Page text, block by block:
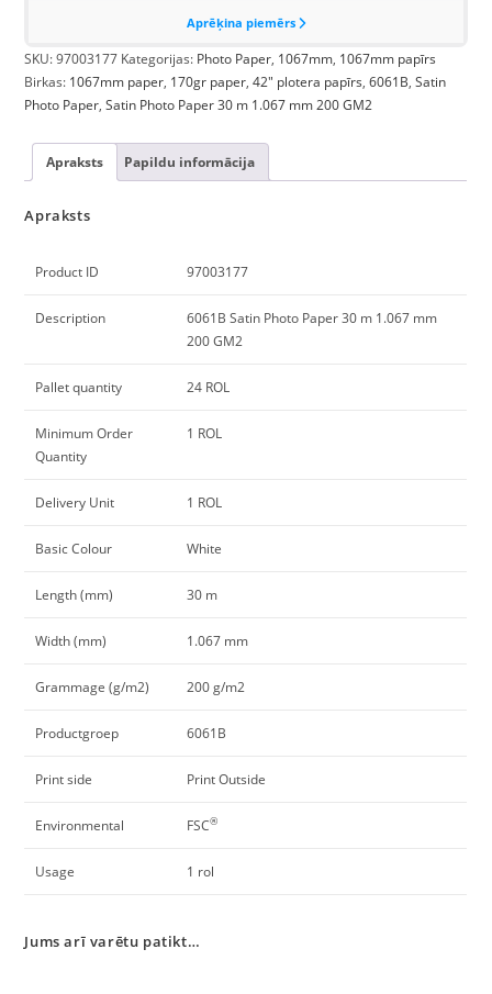
SKU:97003177 Kategorijas: Photo Paper, 1067mm, 1067mm papīrs
Birkas: 1067mm paper, 170gr paper,42" plotera papīrs,6061B,Satin
Photo Paper,Satin Photo Paper 30 m 1.067 mm 200 GM2
Apraksts Papildu informācija
Apraksts
Product ID 97003177
Description
6061B Satin Photo Paper 30 m 1.067 mm
200 GM2
Pallet quantity 24 ROL
Minimum Order
Quantity
1 ROL
Delivery Unit 1 ROL
Basic Colour White
Length (mm) 30 m
Width (mm) 1.067 mm
Grammage (g/m2) 200 g/m2
Productgroep 6061B
Print side Print Outside
Environmental FSC®
Usage 1 rol
Jums arī varētu patikt…